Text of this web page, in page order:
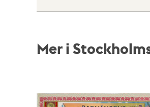
Mer i
poster
och